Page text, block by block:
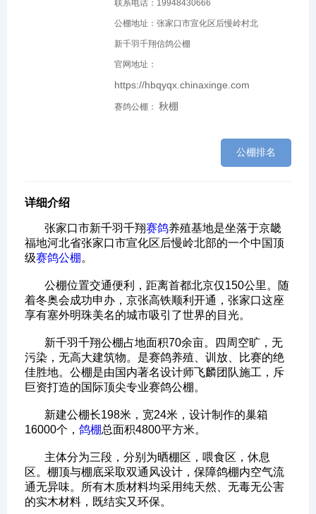
联系电话：19948430666
公棚地址：张家口市宣化区后慢岭村北
新千羽千翔信鸽公棚
官网地址：
https://hbqyqx.chinaxinge.com
赛鸽公棚： 秋棚
公棚排名
详细介绍
张家口市新千羽千翔赛鸽养殖基地是坐落于京畿
福地河北省张家口市宣化区后慢岭北部的一个中国顶
级赛鸽公棚 。
公棚位置交通便利，距离首都北京仅150公里。随
着冬奥会成功申办，京张高铁顺利开通，张家口这座
享有塞外明珠美名的城市吸引了世界的目光。
新千羽千翔公棚占地面积70余亩。四周空旷，无
污染，无高大建筑物。是赛鸽养殖、训放、比赛的绝
佳胜地。公棚是由国内著名设计师飞麟团队施工，斥
巨资打造的国际顶尖专业赛鸽公棚。
新建公棚长198米，宽24米，设计制作的巢箱
16000个， 鸽棚总面积4800平方米。
主体分为三段，分别为晒棚区，喂食区，休息
区。棚顶与棚底采取双通风设计，保障鸽棚内空气流
通无异味。所有木质材料均采用纯天然、无毒无公害
的实木材料，既结实又环保。